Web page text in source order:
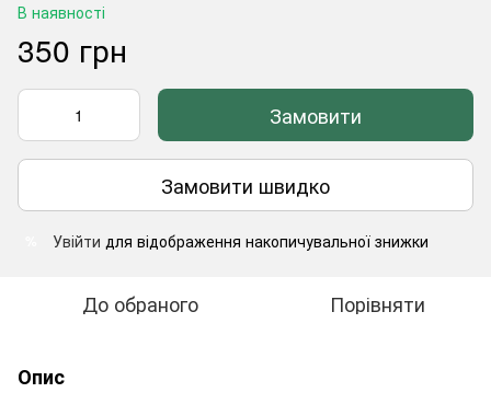
В наявності
350 грн
Замовити
Замовити швидко
Увійти для відображення накопичувальної знижки
До обраного Порівняти
Опис